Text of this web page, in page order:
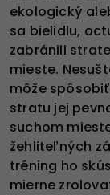
ekologický
sa bielidlu,
zabránili
mieste.
môže
stratu jej
suchom
žehliteľných
tréning ho
mierne